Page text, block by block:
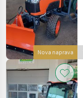
Nova naprava